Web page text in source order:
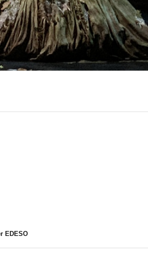
EDESO